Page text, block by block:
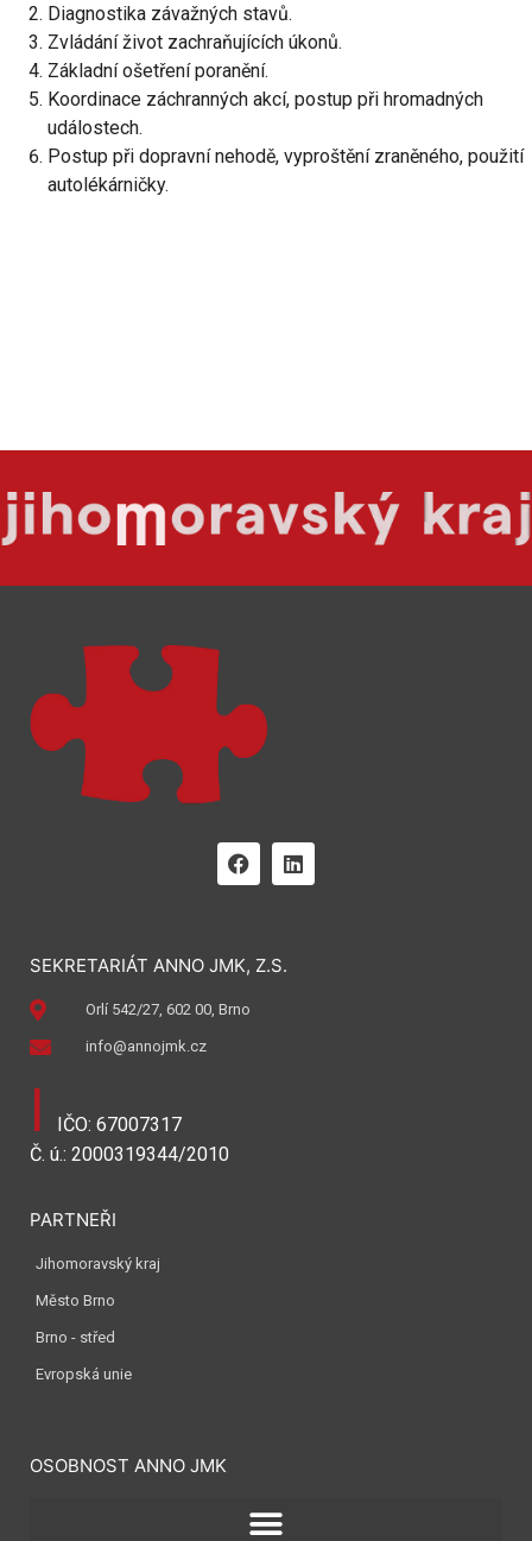
Diagnostika závažných stavů.
Zvládání život zachraňujících úkonů.
Základní ošetření poranění.
Koordinace záchranných akcí, postup při hromadných
událostech.
Postup při dopravní nehodě, vyproštění zraněného, použití
autolékárničky.
SEKRETARIÁT ANNO JMK, Z.S.
Orlí 542/27, 602 00, Brno
info@annojmk.cz
I
IČO: 67007317
Č. ú.: 2000319344/2010
PARTNEŘI
Jihomoravský kraj
Město Brno
Brno - střed
Evropská unie
OSOBNOST ANNO JMK